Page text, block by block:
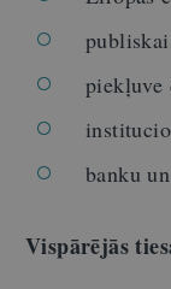
piekļuve
banku
Vispārējās